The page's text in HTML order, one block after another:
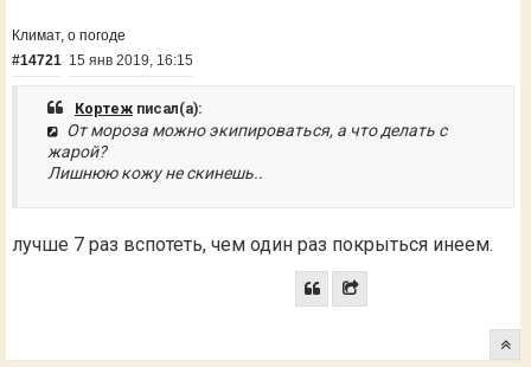
Климат, о погоде
#14721 15 янв 2019, 16:15
Кортеж писал(а):
От мороза можно экипироваться, а что делать с
жарой?
Лишнюю кожу не скинешь..
лучше 7 раз вспотеть, чем один раз покрыться инеем.